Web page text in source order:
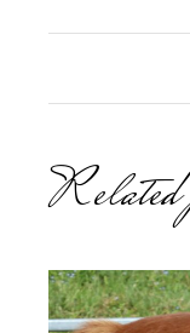
Related